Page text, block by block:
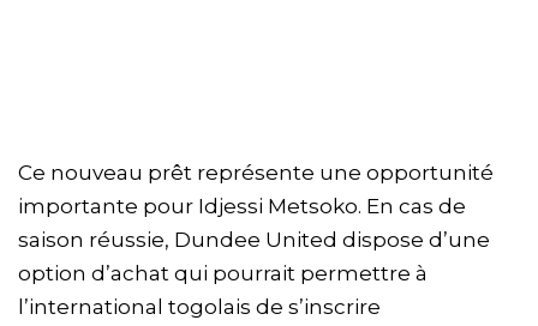
Ce nouveau prêt représente une opportunité
importante pour Idjessi Metsoko. En cas de
saison réussie, Dundee United dispose d’une
option d’achat qui pourrait permettre à
l’international togolais de s’inscrire